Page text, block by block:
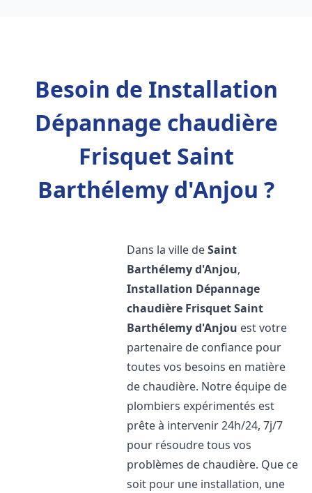
Besoin de Installation
Dépannage chaudière
Frisquet Saint
Barthélemy d'Anjou ?
Dans la ville deSaint
Barthélemy d'Anjou,
Installation Dépannage
chaudière FrisquetSaint
Barthélemy d'Anjou est votre
partenaire de confiance pour
toutes vos besoins en matière
de chaudière. Notre équipe de
plombiers expérimentés est
prête à intervenir 24h/24, 7j/7
pour résoudre tous vos
problèmes de chaudière. Que ce
soit pour une installation, une